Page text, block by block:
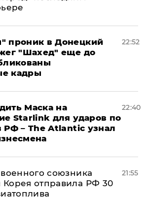
проник в Донецкий
"Шахед" еще до
кадры
22:52
Маска на
Starlink для ударов по
РФ – The Atlantic узнал
22:40
союзника
отправила РФ 30
21:55